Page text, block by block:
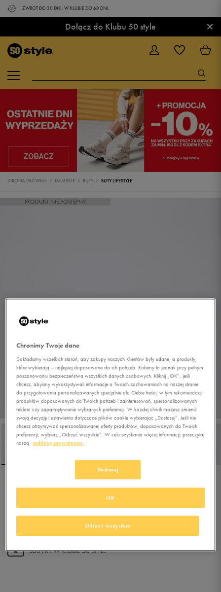
ZWROT DO 30 DNI. W KLUBIE DO 60 DNI.
Dołącz do Klubu 50 style ×
STRONA GŁÓWNA DAMSKIE BUTY BUTY LIFESTYLE
PRODUKT NIEDOSTĘPNY
REEBOK COURT ADVANCE
+ 850 PKT WKLUBIE 50 STYLE
Chronimy Twoje dane
Dokładamy wszelkich starań, aby zakupy naszych Klientów były udane, a produkty,
które wybierają – najlepiej dopasowane do ich potrzeb. Robimy to jednak przy pełnym
poszanowaniu bezpieczeństwa wszystkich danych osobowych. Kliknij „OK”, jeśli
chcesz, abyśmy wykorzystywali informacje o Twoich zachowaniach na naszej stronie
do przygotowania personalizowanych specjalnie dla Ciebie treści, w tym rekomendacji
produktów dopasowanych do Twoich potrzeb i zainteresowań, spersonalizowanych
reklam czy zapamiętywanie wybranych preferencji. W każdej chwili możesz zmienić
swoją decyzję i ustawienia dotyczące plików cookie wybierając „Dostosuj”. Jeśli nie
chcesz otrzymywać spersonalizowanej oferty produktów, dopasowanych do Twoich
preferencji, wybierz „Odrzuć wszystkie”. W celu uzyskania więcej informacji, przeczytaj
naszą
politykę prywatności.
Dostosuj
Odrzuć wszystkie
OK